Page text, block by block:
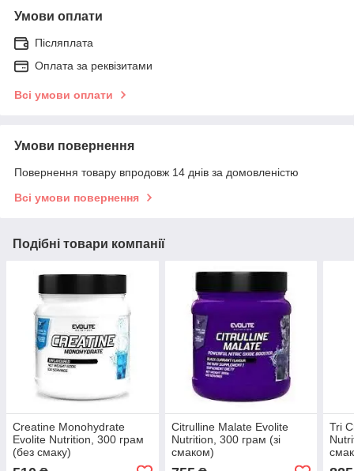
Умови оплати
Післяплата
Оплата за реквізитами
Всі умови оплати
Умови повернення
Повернення товару впродовж 14 днів за домовленістю
Всі умови повернення
Подібні товари компанії
Creatine Monohydrate
Evolite Nutrition, 300 грам
(без смаку)
Citrulline Malate Evolite
Nutrition, 300 грам (зі
смаком)
Tri